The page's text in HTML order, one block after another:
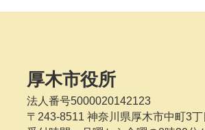
厚木市役所
法人番号5000020142123
〒243-8511 神奈川県厚木市中町3